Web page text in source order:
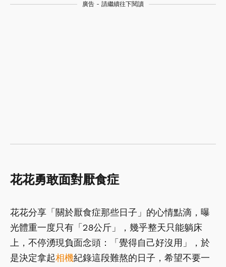
廣告 - 請繼續往下閱讀
花花勇敢面對厭食症
花花分享「關於厭食症那些日子」的心情點滴，曝
光體重一度只有「28公斤」，幾乎整天只能躺床
上，不停湧現負面念頭：「覺得自己好沒用」，於
是決定拿起相機紀錄這段難熬的日子，希望不要一